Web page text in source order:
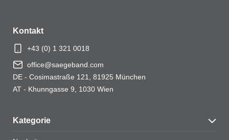
Kontakt
+43 (0) 1 321 0018
office@saegeband.com
DE - Cosimastraße 121, 81925 München
AT - Khunngasse 9, 1030 Wien
Kategorie